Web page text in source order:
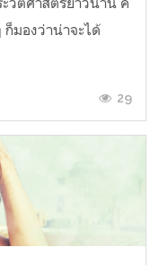
มองว่าน่าจะได้
29